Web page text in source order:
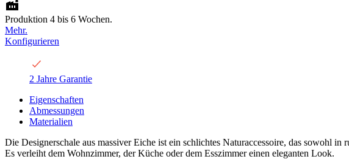
Produktion 4 bis 6 Wochen.
Mehr.
Konfigurieren
2 Jahre Garantie
Eigenschaften
Abmessungen
Materialien
Die Designerschale aus massiver Eiche ist ein schlichtes Naturaccessoire, das sowohl
Es verleiht dem Wohnzimmer, der Küche oder dem Esszimmer einen eleganten Look.